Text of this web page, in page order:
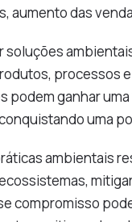
aumento das
soluções
processos
podem ganhar
uma
ambientais
compromisso